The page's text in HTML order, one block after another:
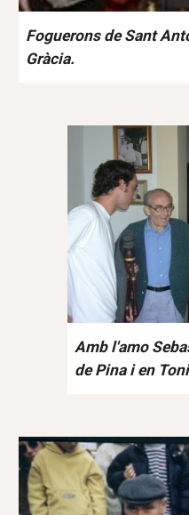
Foguerons de Sant
Gràcia.
Amb l'amo
de Pina i en